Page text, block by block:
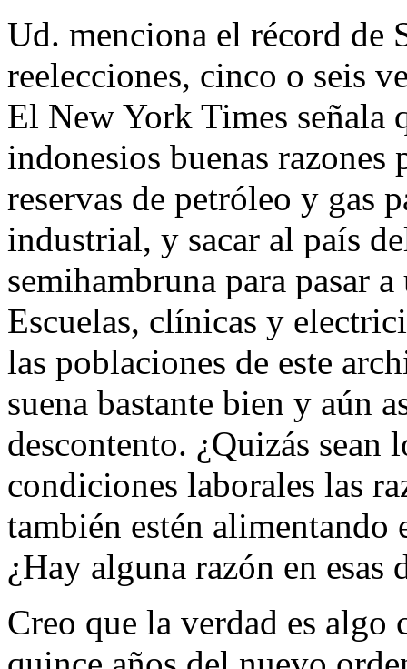
Ud. menciona el récord de
reelecciones, cinco o seis
El New York Times señala
indonesios buenas
reservas de petróleo y gas
industrial, y sacar al país
semihambruna para pasar
Escuelas, clínicas y
las poblaciones de este
suena bastante bien y aún
descontento. ¿Quizás sean
condiciones laborales las
también estén alimentando
¿Hay alguna razón en esas
Creo que la verdad es algo